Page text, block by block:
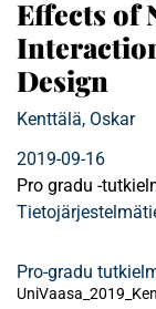
Effects of
Design
Kenttälä, Oskar
2019-09-16
Pro gradu -
Pro-gradu